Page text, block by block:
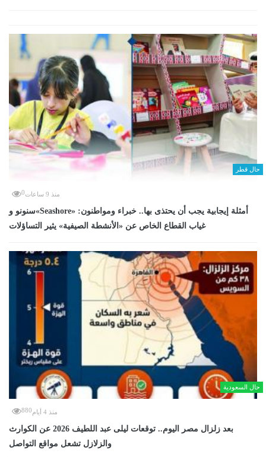
حال قطر
منذ 9 ساعات 0
سنونو و«Seashore» أمثلة إيجابية يجب أن يحتذى بها.. خبراء ومواطنون:
غياب القطاع الخاص عن «الأنشطة الصيفية» يثير التساؤلات
حال السعودية
منذ 4 أيام 880
بعد زلزال مصر اليوم.. توقعات ليلى عبد اللطيف 2026 عن الكوارث
والزلازل تشعل مواقع التواصل